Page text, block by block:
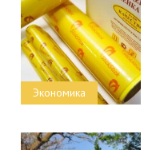
Экономика